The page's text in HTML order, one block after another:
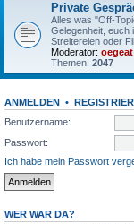
Private
Alles was "Off-
Gelegenheit, euch
Streitereien oder
Moderator: oegeat
Themen: 2047
ANMELDEN •
Benutzername:
Passwort:
Ich habe mein Passwort
WER WAR DA?